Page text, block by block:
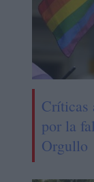
Críticas
por la
Orgullo